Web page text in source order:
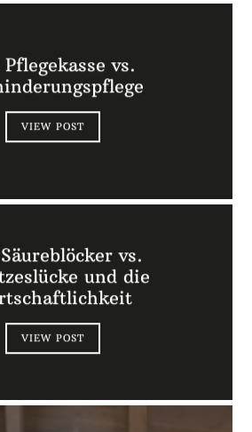
vs.
VIEW POST
vs.
und die
VIEW POST